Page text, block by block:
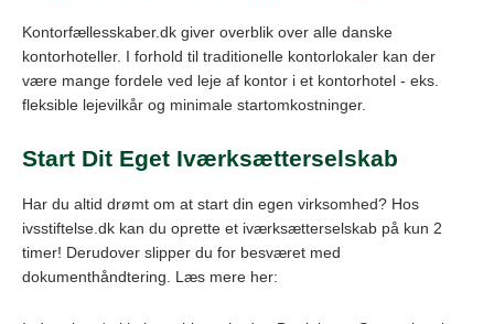
Kontorfællesskaber.dk giver overblik over alle danske
kontorhoteller. I forhold til traditionelle kontorlokaler kan der
være mange fordele ved leje af kontor i et kontorhotel - eks.
fleksible lejevilkår og minimale startomkostninger.
Start Dit Eget Iværksætterselskab
Har du altid drømt om at start din egen virksomhed? Hos
ivsstiftelse.dk kan du oprette et iværksætterselskab på kun 2
timer! Derudover slipper du for besværet med
dokumenthåndtering. Læs mere her: